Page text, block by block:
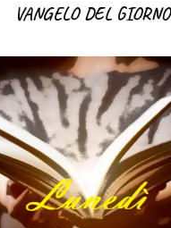
VANGELO DEL GIORNO